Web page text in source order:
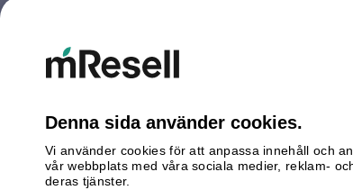
kontakt@mresell.se
Denna sida använder cookies.
Vi använder cookies för att anpassa innehåll och
vår webbplats med våra sociala medier, reklam-
deras tjänster.